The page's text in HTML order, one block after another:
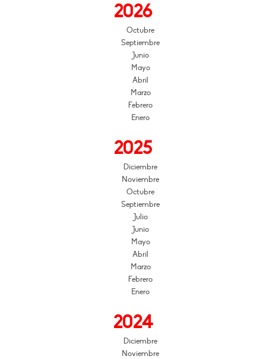
2026
Octubre
Septiembre
Junio
Mayo
Abril
Marzo
Febrero
Enero
2025
Diciembre
Noviembre
Octubre
Septiembre
Julio
Junio
Mayo
Abril
Marzo
Febrero
Enero
2024
Diciembre
Noviembre